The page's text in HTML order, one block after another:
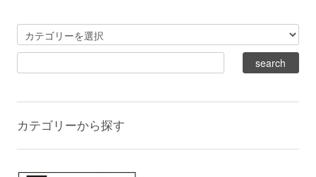
カテゴリーから探す